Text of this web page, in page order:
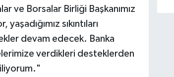
ve Borsalar Birliği Başkanımız
sıkıntıları
devam edecek. Banka
verdikleri desteklerden